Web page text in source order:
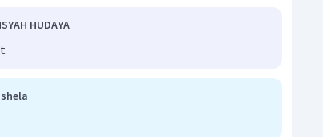
HUDAYA